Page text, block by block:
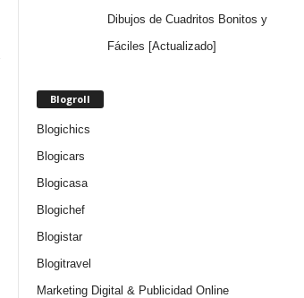
Dibujos de Cuadritos Bonitos y
Fáciles [Actualizado]
Blogroll
Blogichics
Blogicars
Blogicasa
Blogichef
Blogistar
Blogitravel
Marketing Digital & Publicidad Online